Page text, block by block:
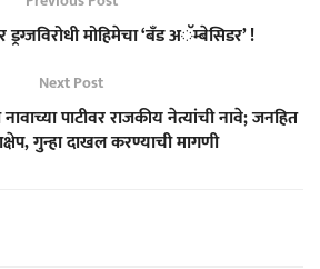
मोहिमेचा ‘बँड अॅम्बेसिडर’ !
Next Post
पाटीवर राजकीय नेत्यांची नावे; जनहित
गुन्हा दाखल करण्याची मागणी